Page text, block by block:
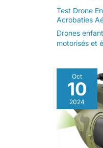
Test Drone
Acrobaties
Drones enfant
motorisés et
Oct
10
2024